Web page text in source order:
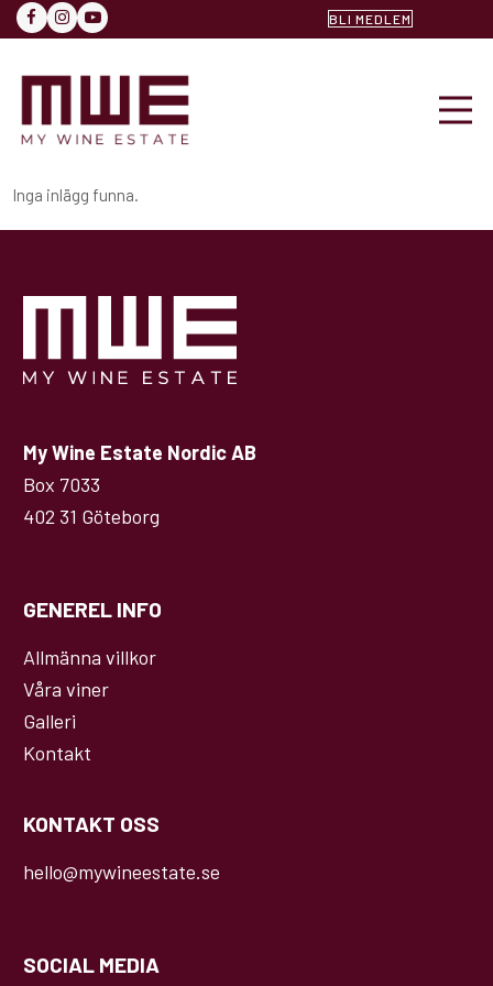
FACEBOOK
INSTAGRAM
YOUTUBE BLI MEDLEM
Inga inlägg funna.
My Wine Estate Nordic AB
Box 7033
402 31 Göteborg
GENEREL INFO
Allmänna villkor
Våra viner
Galleri
Kontakt
KONTAKT OSS
hello@mywineestate.se
SOCIAL MEDIA